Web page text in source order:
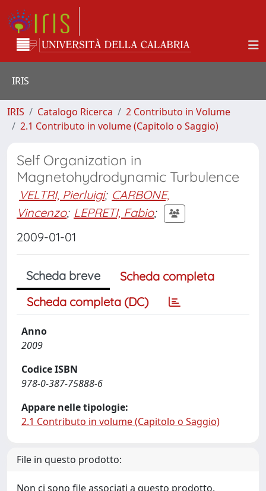
IRIS
IRIS Catalogo Ricerca
2 Contributo in Volume
2.1 Contributo in volume (Capitolo o Saggio)
Self Organization in
Magnetohydrodynamic Turbulence
VELTRI, Pierluigi; CARBONE,
Vincenzo; LEPRETI, Fabio;
2009-01-01
Scheda breve
Scheda completa
Scheda completa (DC)
Anno
2009
Codice ISBN
978-0-387-75888-6
Appare nelle tipologie:
2.1 Contributo in volume (Capitolo o Saggio)
File in questo prodotto:
Non ci sono file associati a questo prodotto.